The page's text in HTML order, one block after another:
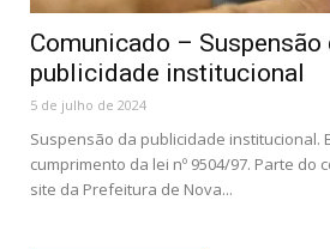
Comunicado – Suspensão
publicidade institucional
5 de julho de 2024
Suspensão da publicidade institucional.
cumprimento da lei nº 9504/97. Parte do
site da Prefeitura de Nova...